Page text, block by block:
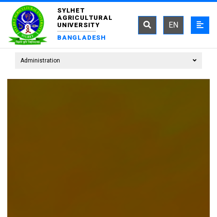
SYLHET
AGRICULTURAL
UNIVERSITY
BANGLADESH
EN
Administration